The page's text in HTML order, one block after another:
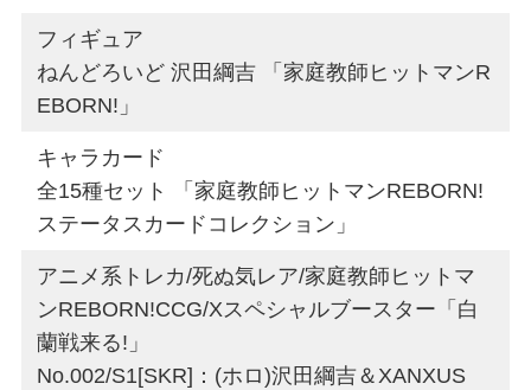
フィギュア
ねんどろいど 沢田綱吉 「家庭教師ヒットマンR
EBORN!」
キャラカード
全15種セット 「家庭教師ヒットマンREBORN!
ステータスカードコレクション」
アニメ系トレカ/死ぬ気レア/家庭教師ヒットマ
ンREBORN!CCG/Xスペシャルブースター「白
蘭戦来る!」
No.002/S1[SKR]：(ホロ)沢田綱吉＆XANXUS